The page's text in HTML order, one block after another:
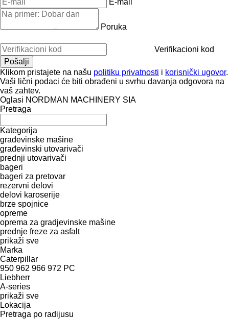
Poruka
Verifikacioni kod
Klikom pristajete na našu politiku privatnosti i korisnički ugovor.
Vaši lični podaci će biti obrađeni u svrhu davanja odgovora na
vaš zahtev.
Oglasi NORDMAN MACHINERY SIA
Pretraga
Kategorija
građevinske mašine
građevinski utovarivači
prednji utovarivači
bageri
bageri za pretovar
rezervni delovi
delovi karoserije
brze spojnice
opreme
oprema za gradjevinske mašine
prednje freze za asfalt
prikaži sve
Marka
Caterpillar
950 962 966 972 PC
Liebherr
A-series
prikaži sve
Lokacija
Pretraga po radijusu